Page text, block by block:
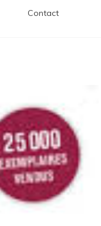
Contact